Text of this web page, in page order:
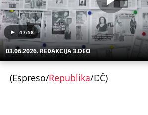
47:58
03.06.2026. REDAKCIJA 3.DEO
(Espreso/Republika/DČ)